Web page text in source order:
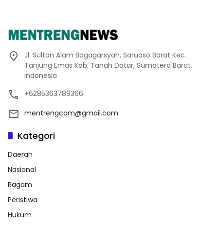
Jl. Sultan Alam Bagagarsyah, Saruaso Barat Kec.
Tanjung Emas Kab. Tanah Datar, Sumatera Barat,
Indonesia
+6285363789366
mentrengcom@gmail.com
Kategori
Daerah
Nasional
Ragam
Peristiwa
Hukum